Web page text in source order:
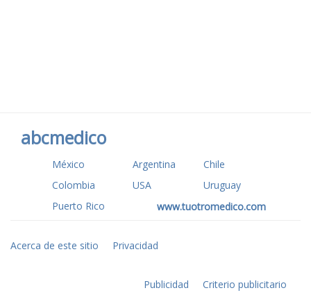
abcmedico
México Argentina
Chile
Colombia
USA
Uruguay
Puerto Rico
www.tuotromedico.com
Acerca de este sitio Privacidad
Publicidad Criterio publicitario